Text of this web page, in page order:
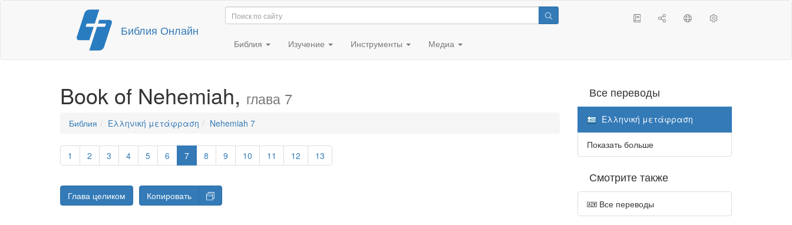
Перейти
содержимому
Библия Онлайн
Библия Изучение Инструменты Медиа
Book of Nehemiah, глава 7
Библия Ελληνική μετάφραση Nehemiah 7
1 2 3 4 5 6 7 8 9 10 11 12 13
Глава целиком Копировать
Все переводы
Ελληνική μετάφραση
Показать больше
Смотрите также
Все переводы